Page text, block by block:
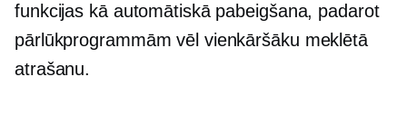
funkcijas kā automātiskā pabeigšana, padarot
pārlūkprogrammām vēl vienkāršāku meklētā
atrašanu.